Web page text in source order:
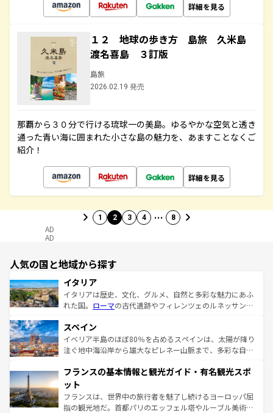
詳細を見る
１２ 地球の歩き方 島旅 久米島
渡名喜島 ３訂版
島旅
2026.02.19 発売
那覇から３０分で行ける琉球一の美島。ゆるやかな空気と透き
通った青い海に囲まれた小さな島の魅力を、あますことなくご
紹介！
詳細を見る
1 2 3 4 … 8
AD
AD
人気の国と地域から探す
イタリア
イタリアは歴史、文化、グルメ、自然と多彩な魅力にあふ
れた国。 ローマの古代遺跡やフィレンツェのルネッサンス
ろん、トスカーナの美しい田園風景やアマルフィ海岸の絶
景など、自然景観も見逃せない。観光の合間には、本場の
ピザやパスタなど、絶品のイタリア料理を堪能することも
ませてくれるイタリアで、忘れられない旅をしてみよう！
なお、新着のイタリア情報は
しい。
スペイン
イベリア半島のほぼ80％を占めるスペインは、太陽が降り
注ぐ地中海沿岸から雄大なピレネー山脈まで、多彩な自然
文化が根付くこの国では、情熱的なフラメンコ、熱気あふ
れる闘牛、そして美味しいタパスが生活の一部となってい
る。首都マドリードの洗練された雰囲気や、バルセロナの
アートに溢れた街角から、地方では古代ローマ遺跡や中世
フランスの基本情報と観光ガイド・有名観光スポ
ット
フランスは、世界中の旅行者を魅了し続けるヨーロッパ屈
指の観光地だ。首都パリのエッフェル塔やルーブル美術館